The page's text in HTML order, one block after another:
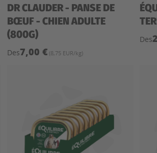
DR CLAUDER - PANSE DE
BŒUF - CHIEN ADULTE
(800G)
Des7,00 € (8,75 EUR/kg)
Des